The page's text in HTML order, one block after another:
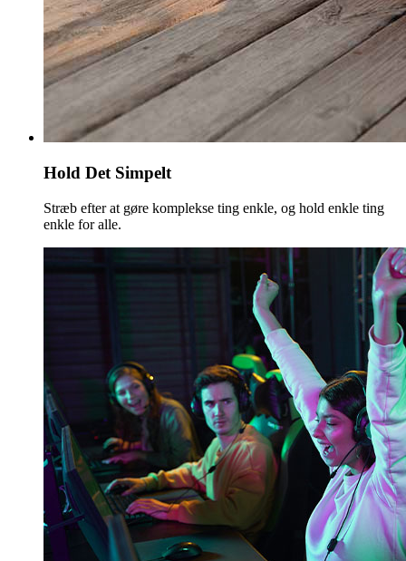
Hold Det Simpelt
Stræb efter at gøre komplekse ting enkle, og hold enkle ting
enkle for alle.